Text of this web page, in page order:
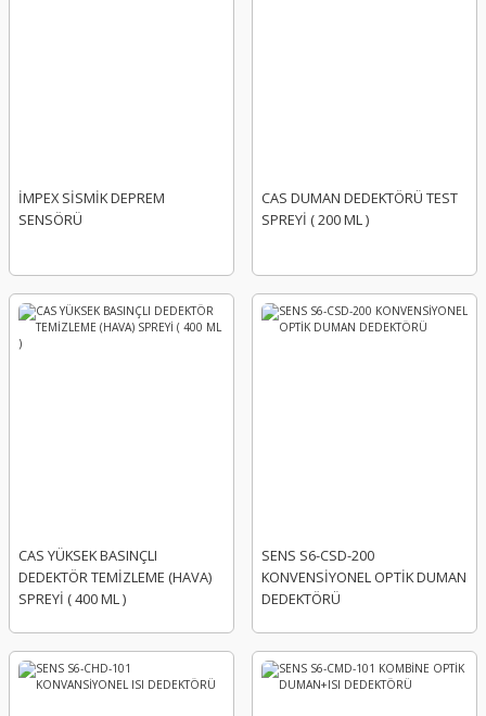
İMPEX SİSMİK DEPREM
SENSÖRÜ
CAS DUMAN DEDEKTÖRÜ TEST
SPREYİ ( 200 ML )
CAS YÜKSEK BASINÇLI
DEDEKTÖR TEMİZLEME (HAVA)
SPREYİ ( 400 ML )
SENS S6-CSD-200
KONVENSİYONEL OPTİK DUMAN
DEDEKTÖRÜ